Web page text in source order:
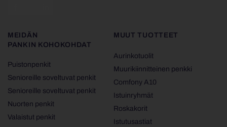
MEIDÄN
PANKIN KOHOKOHDAT
Puistonpenkit
Senioreille soveltuvat penkit
Senioreille soveltuvat penkit
Nuorten penkit
Valaistut penkit
MUUT TUOTTEET
Aurinkotuolit
Muurikiinnitteinen penkki
Comfony A10
Istuinryhmät
Roskakorit
Istutusastiat